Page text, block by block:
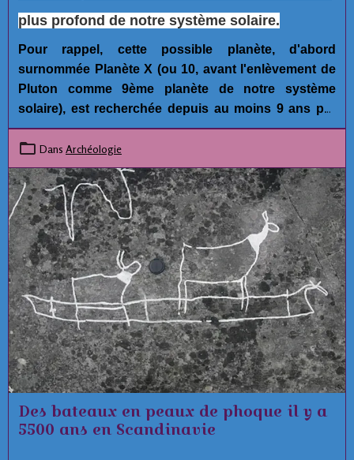
plus profond de notre système solaire.
Pour rappel, cette possible planète, d'abord
surnommée Planète X (ou 10, avant l'enlèvement de
Pluton comme 9ème planète de notre système
solaire), est recherchée depuis au moins 9 ans par
plusieurs astronomes car ce serait la seule
explication possible raisonnable pour expliquer les
anomalies orbitales de plusieurs mini-planètes
dansla ceinture de Kuiper, aux confins de notre
système solaire.
Dans Archéologie
Des bateaux en peaux de phoque il y a
5500 ans en Scandinavie